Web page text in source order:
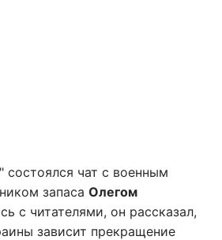
" состоялся чат с военным
запаса Олегом
с читателями, он рассказал,
зависит прекращение